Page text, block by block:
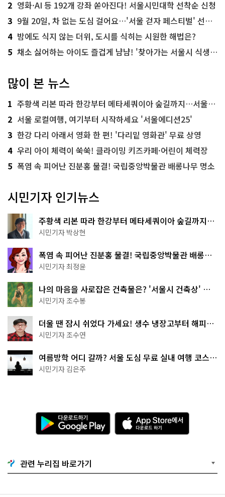
2 영화·AI 등 192개 강좌 쏟아진다! 서울시민대학 선착순 신청
3 9월 20일, 차 없는 도심 걸어요…'서울 걷자 페스티벌' 선착순 5천명
4 밤에도 식지 않는 더위, 도시를 식히는 시원한 해법은?
5 채소 싫어하는 아이도 즐겁게 냠냠! '찾아가는 서울시 식생활 교육' 현장
많이 본 뉴스
1 주황색 리본 따라 한강부터 메타세쿼이아 숲길까지…서울둘레길 15코스
2 서울 로컬여행, 여기부터 시작하세요 '서울에디션25'
3 한강 다리 아래서 영화 한 편! '다리밑 영화관' 무료 상영
4 우리 아이 체력이 쑥쑥! 클라이밍 키즈카페·어린이 체력장
5 폭염 속 피어난 진분홍 물결! 국립중앙박물관 배롱나무 명소
시민기자 인기뉴스
주황색 리본 따라 한강부터 메타세쿼이아 숲길까지…
서울둘레길 15코스
시민기자 박상현
폭염 속 피어난 진분홍 물결! 국립중앙박물관 배롱나
무 명소
시민기자 최정윤
나의 마음을 사로잡은 건축물은? '서울시 건축상' 수
상작 공개!
시민기자 조수봉
더울 땐 잠시 쉬었다 가세요! 생수 냉장고부터 해피소
·무더위쉼터까지
시민기자 조수연
여름방학 어디 갈까? 서울 도심 무료 실내 여행 코스
추천
시민기자 김은주
다
운
로
기
G
o
g
A
p
p
e
서
관련 누리집 바로가기